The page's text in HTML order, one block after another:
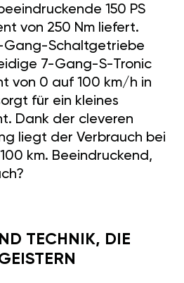
150 PS
von 250 Nm liefert.
Gang-Schaltgetriebe
7-Gang-S-Tronic
von 0 auf 100 km/h in
für ein kleines
Dank der cleveren
liegt der Verbrauch bei
km. Beeindruckend,
TECHNIK, DIE